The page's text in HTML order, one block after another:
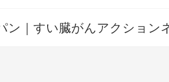
ン｜すい臓がんアクション